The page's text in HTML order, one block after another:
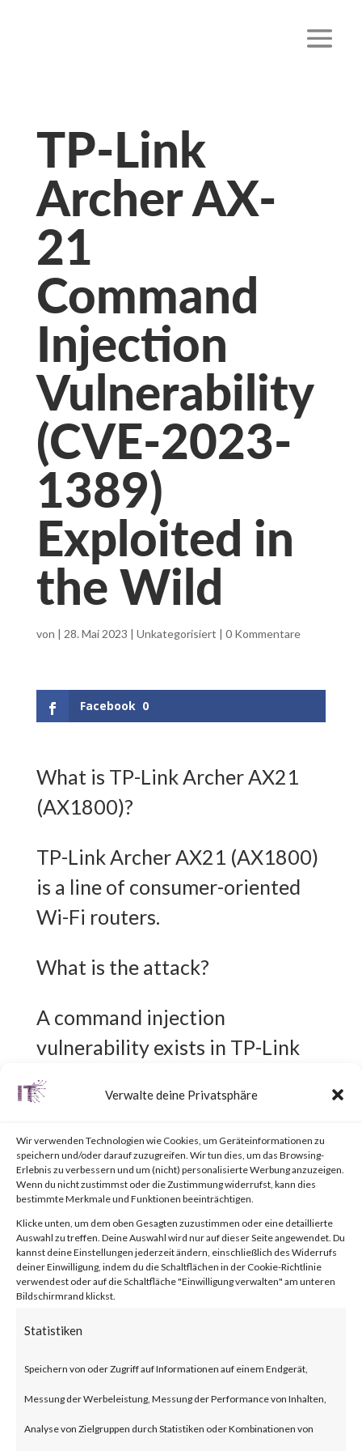
Verwalte deine Privatsphäre
Wir verwenden Technologien wie Cookies, um Geräteinformationen zu
speichern und/oder darauf zuzugreifen. Wir tun dies, um das Browsing-
Erlebnis zu verbessern und um (nicht) personalisierte Werbung anzuzeigen.
Wenn du nicht zustimmst oder die Zustimmung widerrufst, kann dies
bestimmte Merkmale und Funktionen beeinträchtigen.
Klicke unten, um dem oben Gesagten zuzustimmen oder eine detaillierte
Auswahl zu treffen. Deine Auswahl wird nur auf dieser Seite angewendet. Du
kannst deine Einstellungen jederzeit ändern, einschließlich des Widerrufs
deiner Einwilligung, indem du die Schaltflächen in der Cookie-Richtlinie
verwendest oder auf die Schaltfläche "Einwilligung verwalten" am unteren
Bildschirmrand klickst.
Statistiken
Speichern von oder Zugriff auf Informationen auf einem Endgerät,
Messung der Werbeleistung, Messung der Performance von Inhalten,
Analyse von Zielgruppen durch Statistiken oder Kombinationen von
TP-Link
Archer AX-
21
Command
Injection
Vulnerability
(CVE-2023-
1389)
Exploited in
the Wild
von | 28. Mai 2023 | Unkategorisiert | 0 Kommentare
Facebook 0
What is TP-Link Archer AX21
(AX1800)?
TP-Link Archer AX21 (AX1800)
is a line of consumer-oriented
Wi-Fi routers.
What is the attack?
A command injection
vulnerability exists in TP-Link
Archer AX21 (AX1800)
firmware versions before 1.1.4
Build 20230219 that allows an
unauthenticated attacker to
inject commands and obtain
root access via a POST request.
The issue has been assigned
CVE-2023-1389. The
Why is this significant?